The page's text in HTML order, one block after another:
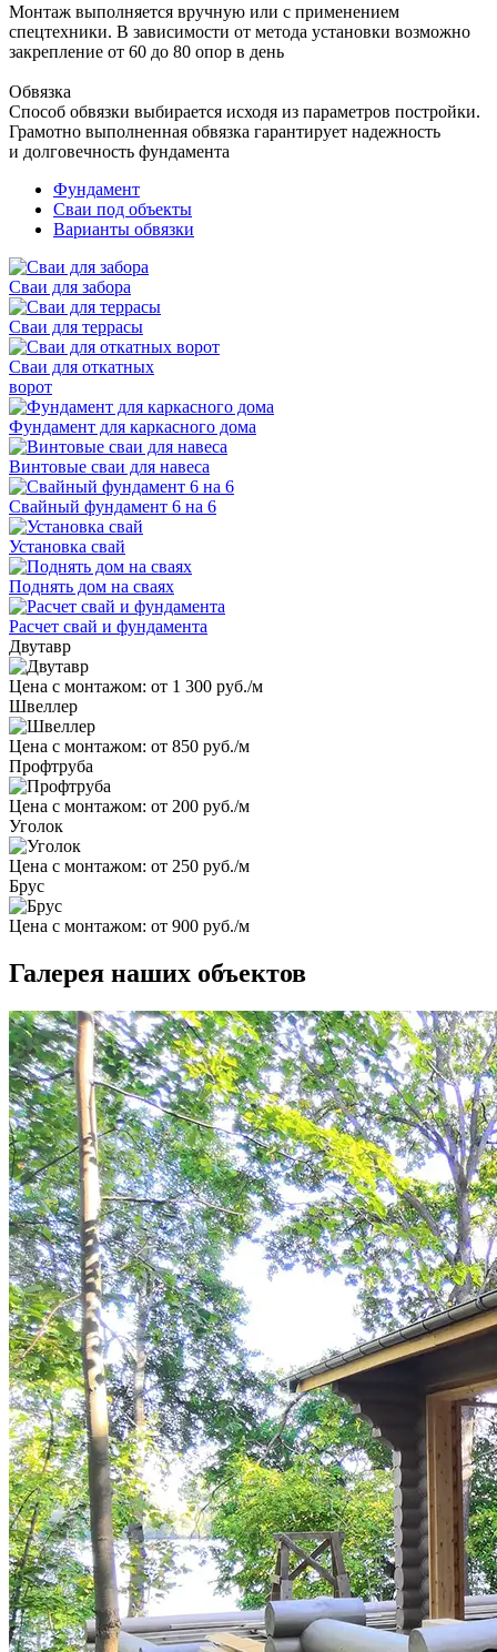
Монтаж выполняется вручную или с применением
спецтехники. В зависимости от метода установки возможно
закрепление от 60 до 80 опор в день
Обвязка
Способ обвязки выбирается исходя из параметров постройки.
Грамотно выполненная обвязка гарантирует надежность
и долговечность фундамента
Фундамент
Сваи под объекты
Варианты обвязки
Сваи для забора
Сваи для террасы
Сваи для откатных
ворот
Фундамент для каркасного дома
Винтовые сваи для навеса
Свайный фундамент 6 на 6
Установка свай
Поднять дом на сваях
Расчет свай и фундамента
Двутавр
Цена с монтажом: от 1 300 руб./м
Швеллер
Цена с монтажом: от 850 руб./м
Профтруба
Цена с монтажом: от 200 руб./м
Уголок
Цена с монтажом: от 250 руб./м
Брус
Цена с монтажом: от 900 руб./м
Галерея наших объектов